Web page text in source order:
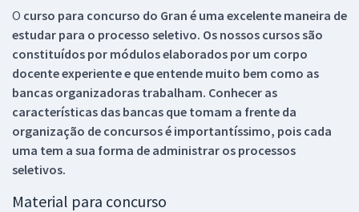
O curso para concurso do Gran é uma excelente maneira de
estudar para o processo seletivo. Os nossos cursos são
constituídos por módulos elaborados por um corpo
docente experiente e que entende muito bem como as
bancas organizadoras trabalham. Conhecer as
características das bancas que tomam a frente da
organização de concursos é importantíssimo, pois cada
uma tem a sua forma de administrar os processos
seletivos.
Material para concurso